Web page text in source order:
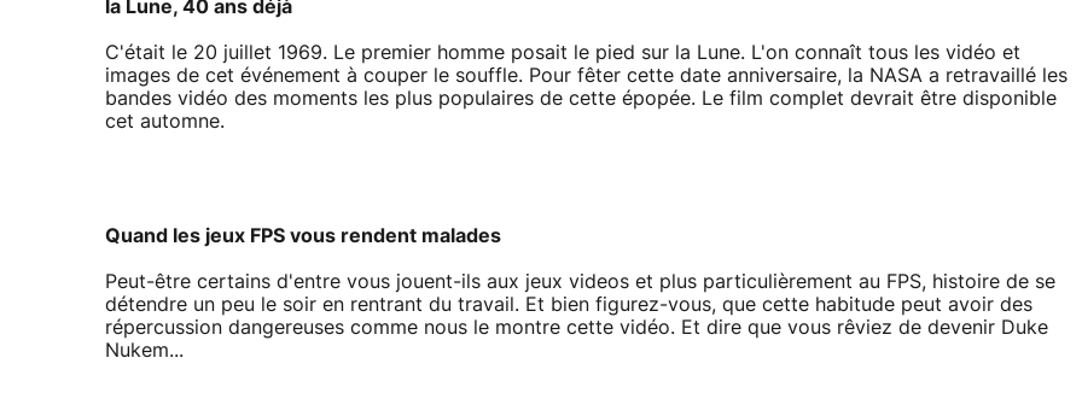
la Lune, 40 ans déjà
C'était le 20 juillet 1969. Le premier homme posait le pied sur la Lune. L'on connaît tous les vidéo et
images de cet événement à couper le souffle. Pour fêter cette date anniversaire, la NASA a retravaillé les
bandes vidéo des moments les plus populaires de cette épopée. Le film complet devrait être disponible
cet automne.
Quand les jeux FPS vous rendent malades
Peut-être certains d'entre vous jouent-ils aux jeux videos et plus particulièrement au FPS, histoire de se
détendre un peu le soir en rentrant du travail. Et bien figurez-vous, que cette habitude peut avoir des
répercussion dangereuses comme nous le montre cette vidéo. Et dire que vous rêviez de devenir Duke
Nukem...